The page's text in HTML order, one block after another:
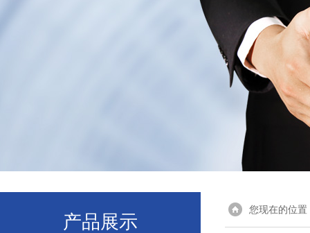
产品展示
您现在的位置